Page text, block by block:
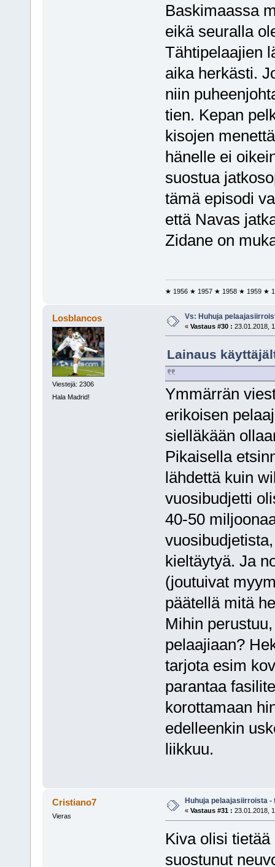
Baskimaassa
eikä seuralla
Tähtipelaajien
aika herkästi.
niin
tien. Kepan
kisojen
hänelle ei
suostua
tämä episodi
että Navas
Zidane on
★ 1956 ★ 1957 ★ 1958 ★ 1959 ★
Losblancos
Viestejä: 2306
Hala Madrid!
Vs: Huhuja
« Vastaus #30 : 23.01.2018,
Lainaus
Ymmärrän
erikoisen
sielläkään
Pikaisella
lähdettä kuin
vuosibudjetti
40-50
kieltäytyä. Ja
(joutuivat
päätellä mitä
Mihin
pelaajiaan?
tarjota esim
parantaa
korottamaan
edelleenkin
liikkuu.
Cristiano7
Vieras
Huhuja pelaajasiirroista -
« Vastaus #31 : 23.01.2018,
Kiva olisi
suostunut